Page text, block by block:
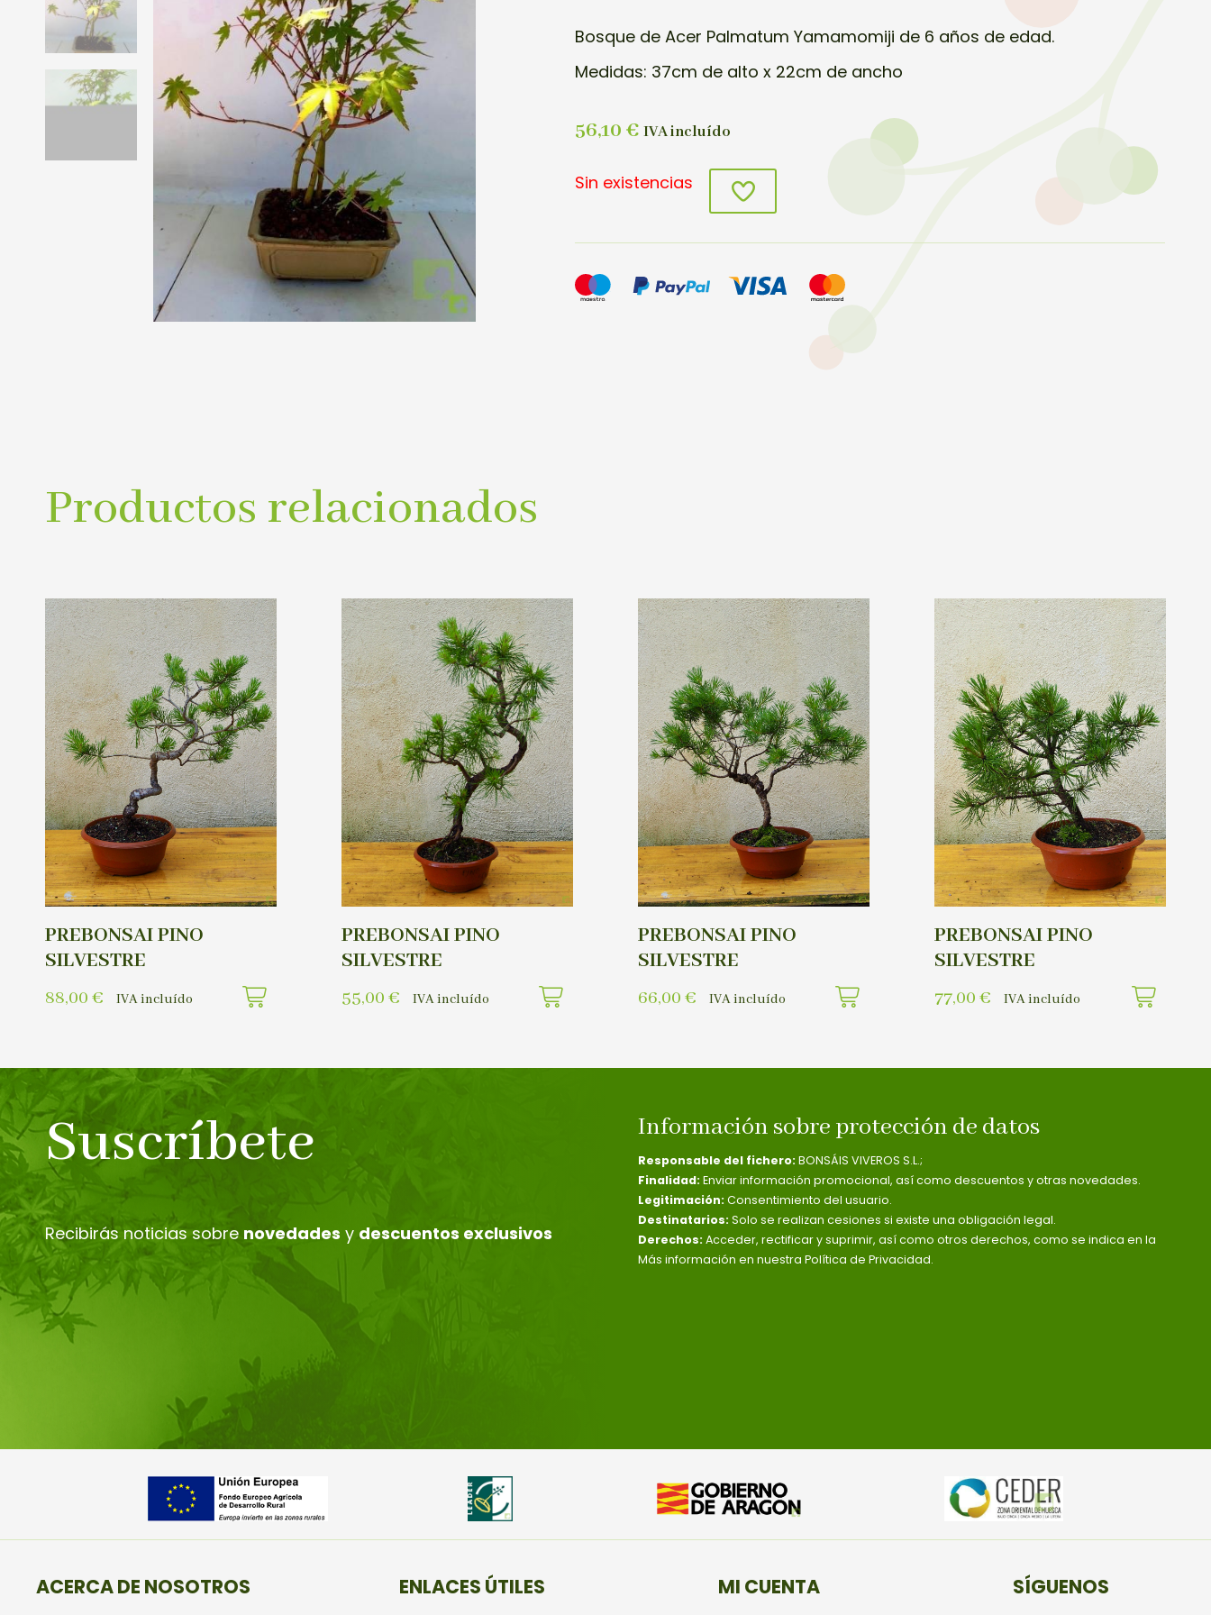
Bosque de Acer Palmatum Yamamomiji de 6 años de edad.
Medidas: 37cm de alto x 22cm de ancho
56,10€ IVA incluído
Sin existencias
Productos relacionados
PREBONSAI PINO
SILVESTRE
88,00 € IVA incluído
PREBONSAI PINO
SILVESTRE
55,00 € IVA incluído
PREBONSAI PINO
SILVESTRE
66,00 € IVA incluído
PREBONSAI PINO
SILVESTRE
77,00 € IVA incluído
Suscríbete
Recibirás noticias sobre novedades y descuentos exclusivos
Información sobre protección de datos
Responsable del fichero: BONSÁIS VIVEROS S.L.;
Finalidad: Enviar información promocional, así como descuentos y otras novedades.
Legitimación: Consentimiento del usuario.
Destinatarios: Solo se realizan cesiones si existe una obligación legal.
Derechos: Acceder, rectificar y suprimir, así como otros derechos, como se indica en la
Más información en nuestra Política de Privacidad.
ACERCA DE NOSOTROS ENLACES ÚTILES MI CUENTA SÍGUENOS